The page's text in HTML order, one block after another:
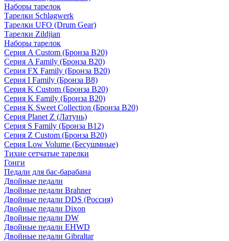
Наборы тарелок
Тарелки Schlagwerk
Тарелки UFO (Drum Gear)
Тарелки Zildjian
Наборы тарелок
Серия A Custom (Бронза B20)
Серия A Family (Бронза B20)
Серия FX Family (Бронза B20)
Серия I Family (Бронза B8)
Серия K Custom (Бронза B20)
Серия K Family (Бронза B20)
Серия K Sweet Collection (Бронза B20)
Серия Planet Z (Латунь)
Серия S Family (Бронза B12)
Серия Z Custom (Бронза B20)
Серия Low Volume (Бесушмные)
Тихие сетчатые тарелки
Гонги
Педали для бас-барабана
Двойные педали
Двойные педали Brahner
Двойные педали DDS (Россия)
Двойные педали Dixon
Двойные педали DW
Двойные педали EHWD
Двойные педали Gibraltar